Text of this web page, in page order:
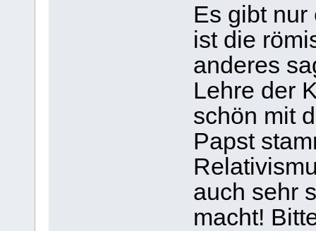
Es gibt
ist die
anderes
Lehre der
schön mit
Papst
auch sehr
macht!